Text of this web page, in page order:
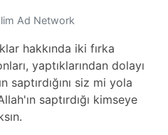
Ad Network
hakkında iki fırka
yaptıklarından dolayı
saptırdığını siz mi yola
saptırdığı kimseye